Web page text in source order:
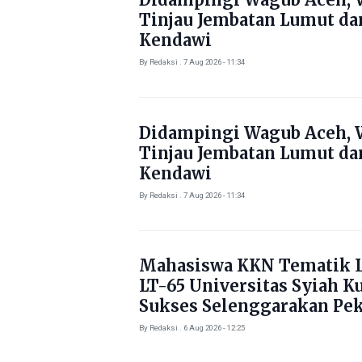
Tinjau Jembatan Lumut
Kendawi
By Redaksi . 7 Aug 2026 - 11:34
Didampingi Wagub Aceh,
Tinjau Jembatan Lumut
Kendawi
By Redaksi . 7 Aug 2026 - 11:34
Mahasiswa KKN Tematik
LT-65 Universitas Syiah
Sukses Selenggarakan
Literasi di Gampong
By Redaksi . 6 Aug 2026 - 12:25